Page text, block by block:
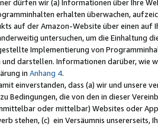
dürfen wir (a) Informationen über Ihre
erhalten überwachen,
auf der Amazon-Website über einen
untersuchen, um die Einhaltung
Implementierung von
darstellen. Informationen darüber, wie
in Anhang 4.
einverstanden, dass (a) wir und
Bedingungen, die von den in dieser
oder mittelbar) Websites oder
stehen, (c) ein Versäumnis unsererseits,